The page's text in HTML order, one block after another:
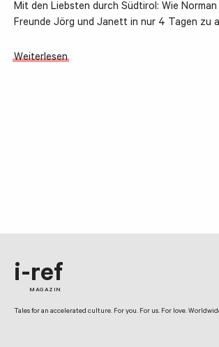
Mit den Liebsten durch Südtirol: Wie
Freunde Jörg und Janett in nur 4 Tagen zu
Weiterlesen
i-ref
MAGAZIN
Tales for an accelerated culture. For you. For us. For love.